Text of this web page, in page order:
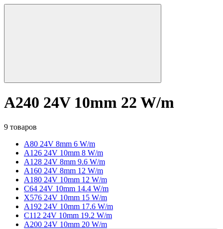
A240 24V 10mm 22 W/m
9 товаров
A80 24V 8mm 6 W/m
A126 24V 10mm 8 W/m
A128 24V 8mm 9.6 W/m
A160 24V 8mm 12 W/m
A180 24V 10mm 12 W/m
C64 24V 10mm 14.4 W/m
X576 24V 10mm 15 W/m
A192 24V 10mm 17.6 W/m
C112 24V 10mm 19.2 W/m
A200 24V 10mm 20 W/m